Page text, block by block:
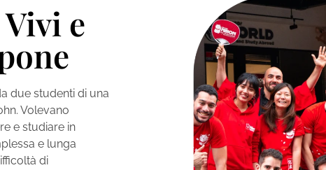
e
due studenti di una
Volevano
e studiare in
e lunga
di